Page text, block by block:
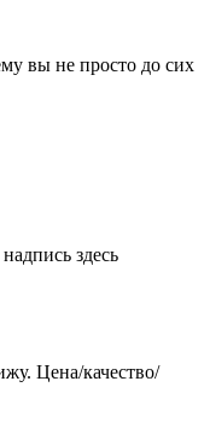
вы не просто до сих
здесь
Цена/качество/